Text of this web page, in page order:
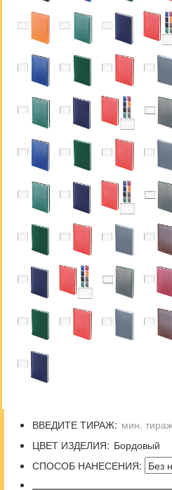
ВВЕДИТЕ ТИРАЖ:
ЦВЕТ ИЗДЕЛИЯ:
СПОСОБ НАНЕСЕНИЯ: